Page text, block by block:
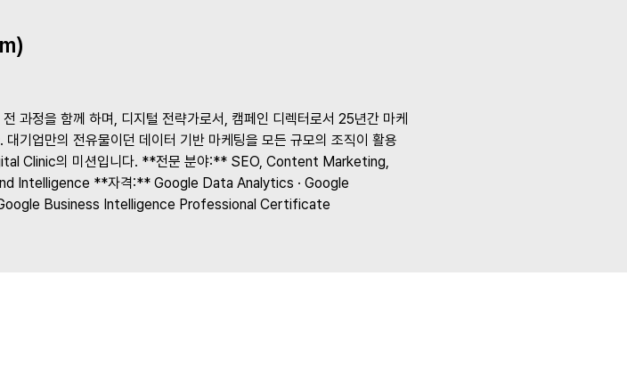
과정을 함께 하며, 디지털 전략가로서, 캠페인 디렉터로서 25년간 마케
대기업만의 전유물이던 데이터 기반 마케팅을 모든 규모의 조직이 활용
Clinic의 미션입니다. **전문 분야:** SEO, Content Marketing,
Intelligence **자격:** Google Data Analytics · Google
Business Intelligence Professional Certificate